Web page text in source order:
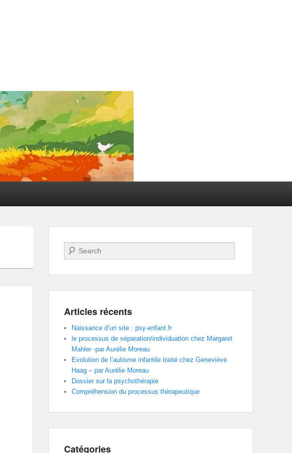
Recherche
Articles récents
Naissance d’un site : psy-enfant.fr
le processus de séparation/individuation chez Margaret
Mahler -par Aurélie Moreau
Evolution de l’autisme infantile traité chez Geneviève
Haag – par Aurélie Moreau
Dossier sur la psychothérapie
Compréhension du processus thérapeutique
Catégories